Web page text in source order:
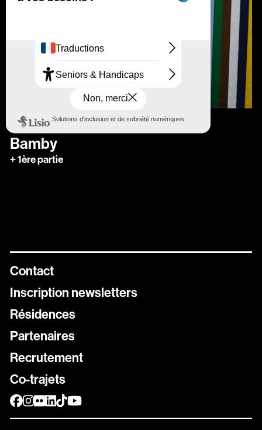
samedi
Sam. 05décembre
déc.2026 20:30
Bamby
+ 1ère partie
Contact
Inscription newsletters
Résidences
Partenaires
Recrutement
Co-trajets
Newsletters
Inscrivez vous aux différentes newsletters de Stereolux
Carte Stereolux
Abonnez-vous !